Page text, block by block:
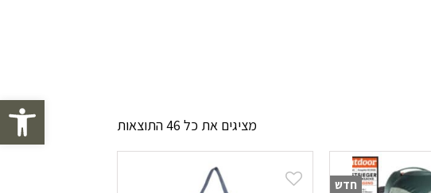
פתח מציגים את כל ⁦46⁩ התוצאות
לפי
חדש